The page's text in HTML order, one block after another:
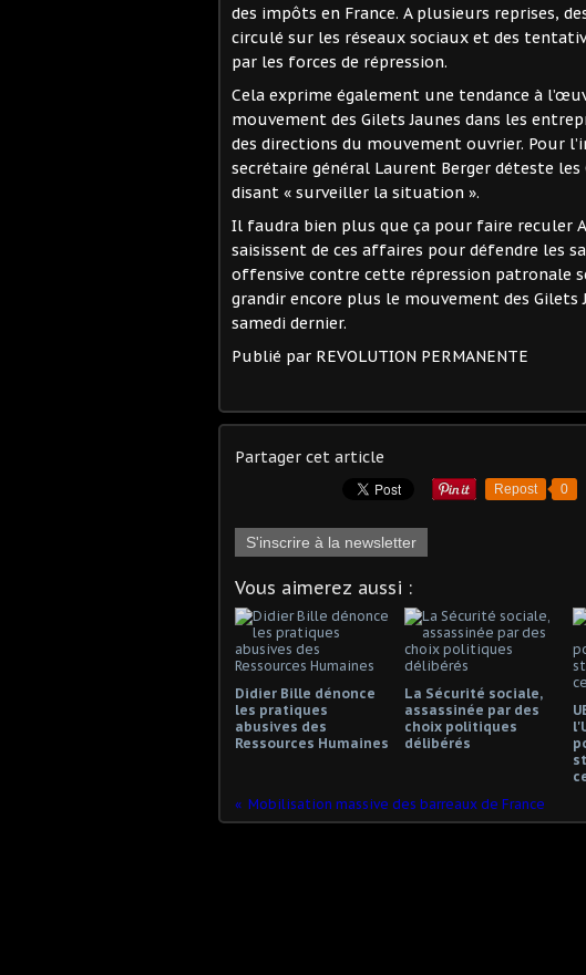
des impôts en France. A plusieurs reprises,
circulé sur les réseaux sociaux et des
par les forces de répression.
Cela exprime également une tendance à
mouvement des Gilets Jaunes dans les
des directions du mouvement ouvrier. Pour
secrétaire général Laurent Berger déteste les
disant « surveiller la situation ».
Il faudra bien plus que ça pour faire reculer
saisissent de ces affaires pour défendre les
offensive contre cette répression patronale
grandir encore plus le mouvement des
samedi dernier.
Publié par REVOLUTION PERMANENTE
Partager cet article
Repost 0
S'inscrire à la newsletter
Vous aimerez aussi :
Didier Bille dénonce
les pratiques
abusives des
Ressources Humaines
La Sécurité sociale,
assassinée par des
choix politiques
délibérés
Mobilisation massive des barreaux de France